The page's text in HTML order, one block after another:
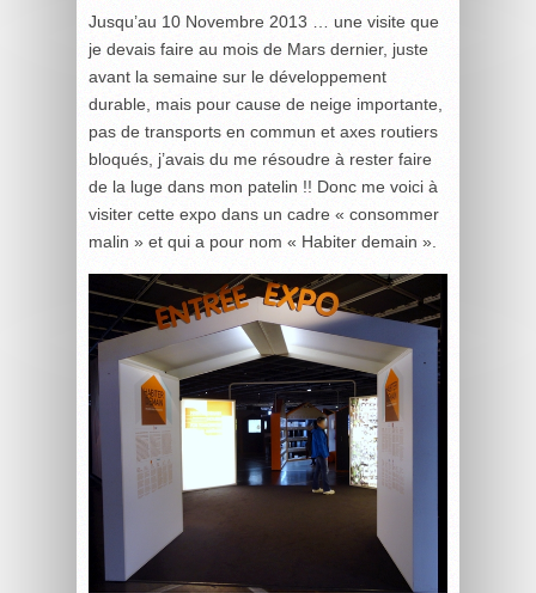
Jusqu’au 10 Novembre 2013 … une visite que
je devais faire au mois de Mars dernier, juste
avant la semaine sur le développement
durable, mais pour cause de neige importante,
pas de transports en commun et axes routiers
bloqués, j’avais du me résoudre à rester faire
de la luge dans mon patelin !! Donc me voici à
visiter cette expo dans un cadre « consommer
malin » et qui a pour nom « Habiter demain ».